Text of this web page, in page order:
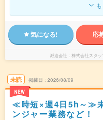
気になる! 応
派遣会社 株式会社スタ
未読
NEW
掲載日 2026/08/09
≪時短×週4日5h～≫
ンジャー業務など！